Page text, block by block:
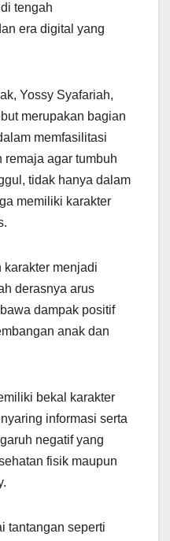
tengah
era digital yang
Yossy Syafariah,
merupakan bagian
memfasilitasi
remaja agar tumbuh
tidak hanya dalam
memiliki karakter
karakter menjadi
derasnya arus
dampak positif
anak dan
bekal karakter
informasi serta
negatif yang
fisik maupun
tantangan seperti